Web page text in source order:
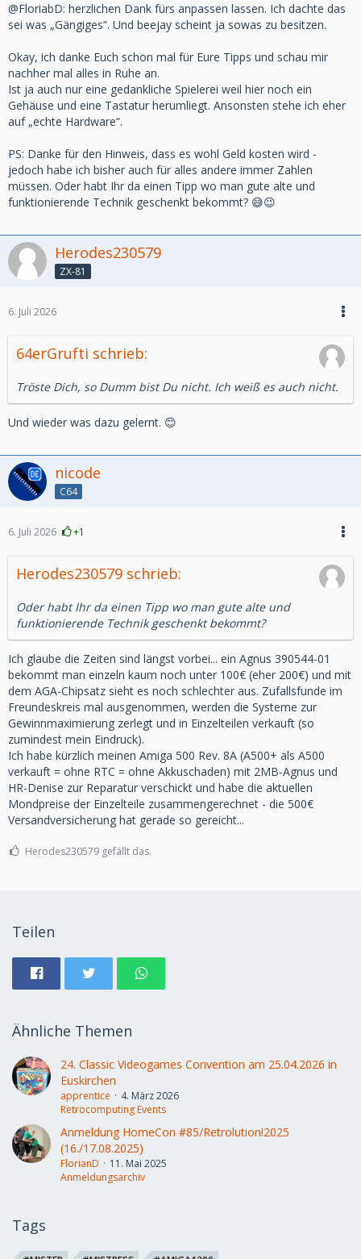
@FloriabD: herzlichen Dank fürs anpassen lassen. Ich dachte das
sei was „Gängiges“. Und beejay scheint ja sowas zu besitzen.
Okay, ich danke Euch schon mal für Eure Tipps und schau mir
nachher mal alles in Ruhe an.
Ist ja auch nur eine gedankliche Spielerei weil hier noch ein
Gehäuse und eine Tastatur herumliegt. Ansonsten stehe ich eher
auf „echte Hardware“.
PS: Danke für den Hinweis, dass es wohl Geld kosten wird -
jedoch habe ich bisher auch für alles andere immer Zahlen
müssen. Oder habt Ihr da einen Tipp wo man gute alte und
funktionierende Technik geschenkt bekommt? 😅😉
Herodes230579
ZX-81
6. Juli 2026
64erGrufti schrieb:
Tröste Dich, so Dumm bist Du nicht. Ich weiß es auch nicht.
Und wieder was dazu gelernt. 😊
nicode
C64
6. Juli 2026 +1
Herodes230579 schrieb:
Oder habt Ihr da einen Tipp wo man gute alte und
funktionierende Technik geschenkt bekommt?
Ich glaube die Zeiten sind längst vorbei... ein Agnus 390544-01
bekommt man einzeln kaum noch unter 100€ (eher 200€) und mit
dem AGA-Chipsatz sieht es noch schlechter aus. Zufallsfunde im
Freundeskreis mal ausgenommen, werden die Systeme zur
Gewinnmaximierung zerlegt und in Einzelteilen verkauft (so
zumindest mein Eindruck).
Ich habe kürzlich meinen Amiga 500 Rev. 8A (A500+ als A500
verkauft = ohne RTC = ohne Akkuschaden) mit 2MB-Agnus und
HR-Denise zur Reparatur verschickt und habe die aktuellen
Mondpreise der Einzelteile zusammengerechnet - die 500€
Versandversicherung hat gerade so gereicht...
Herodes230579 gefällt das.
Teilen
Ähnliche Themen
24. Classic Videogames Convention am 25.04.2026 in
Euskirchen
apprentice
4. März 2026
Retrocomputing Events
Anmeldung HomeCon #85/Retrolution!2025
(16./17.08.2025)
FlorianD
11. Mai 2025
Anmeldungsarchiv
Tags